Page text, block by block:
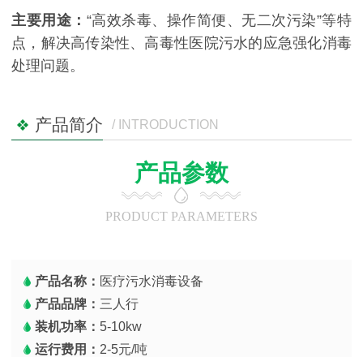
主要用途： “高效杀毒、操作简便、无二次污染”等特
点，解决高传染性、高毒性医院污水的应急强化消毒
处理问题。
产品简介 / INTRODUCTION
产品参数
PRODUCT PARAMETERS
产品名称： 医疗污水消毒设备
产品品牌： 三人行
装机功率： 5-10kw
运行费用： 2-5元/吨